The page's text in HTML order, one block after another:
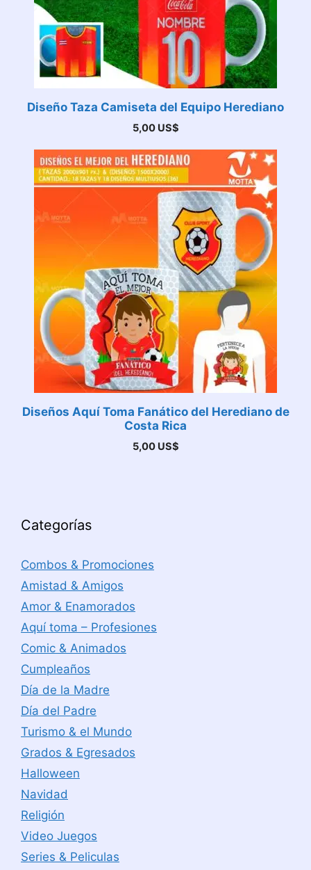
Diseño Taza Camiseta del Equipo Herediano
5,00 US$
Diseños Aquí Toma Fanático del Herediano de
Costa Rica
5,00 US$
Categorías
Combos & Promociones
Amistad & Amigos
Amor & Enamorados
Aquí toma – Profesiones
Comic & Animados
Cumpleaños
Día de la Madre
Día del Padre
Turismo & el Mundo
Grados & Egresados
Halloween
Navidad
Religión
Video Juegos
Series & Peliculas